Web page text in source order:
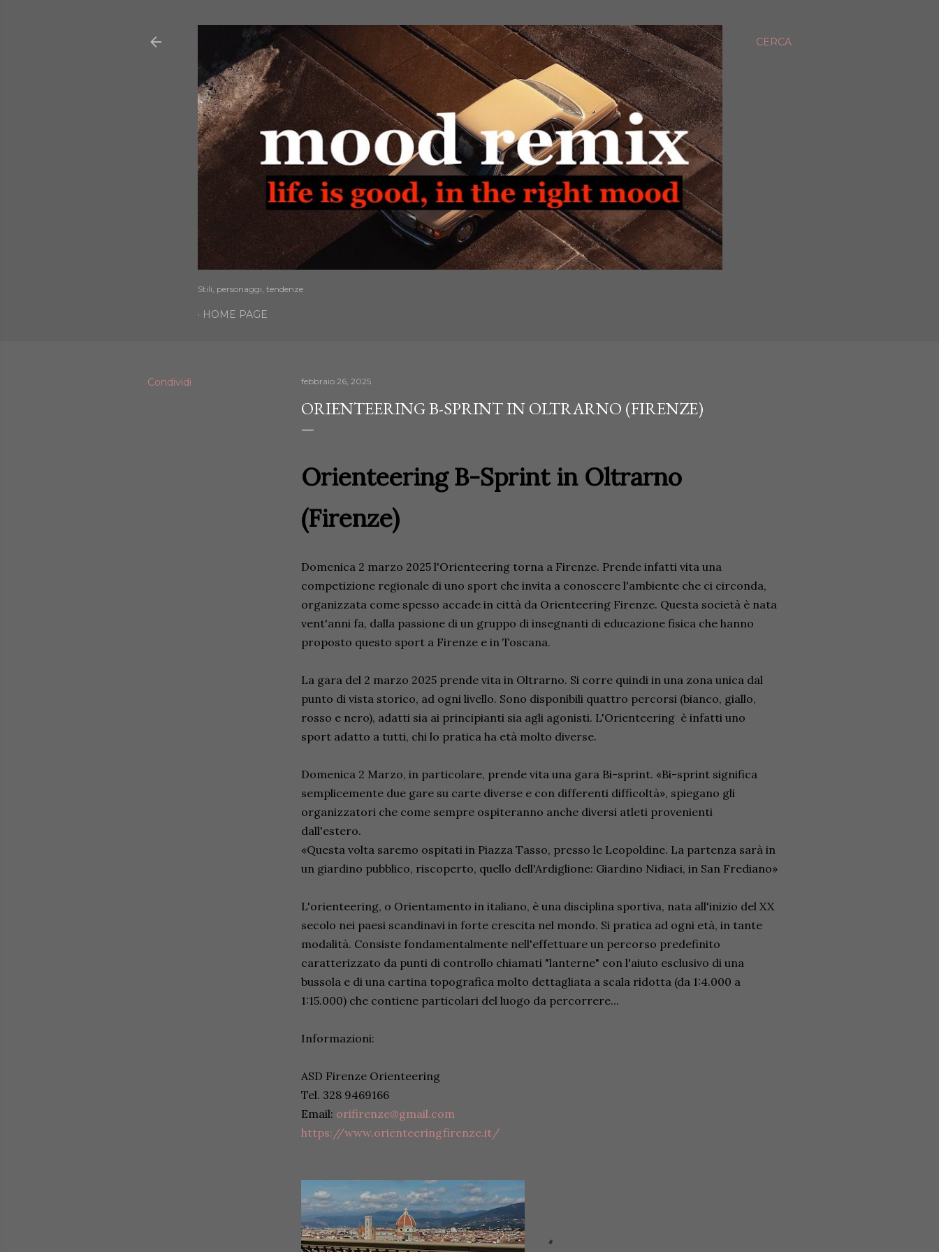
CERCA
Stili, personaggi, tendenze
HOME PAGE
Condividi febbraio 26, 2025
ORIENTEERING B-SPRINT IN OLTRARNO (FIRENZE)
Orienteering B-Sprint in Oltrarno
(Firenze)
Domenica 2 marzo 2025 l'Orienteering torna a Firenze. Prende infatti vita una
competizione regionale di uno sport che invita a conoscere l'ambiente che ci circonda,
organizzata come spesso accade in città da Orienteering Firenze. Questa società è nata
vent'anni fa, dalla passione di un gruppo di insegnanti di educazione fisica che hanno
proposto questo sport a Firenze e in Toscana.
La gara del 2 marzo 2025 prende vita in Oltrarno. Si corre quindi in una zona unica dal
punto di vista storico, ad ogni livello. Sono disponibili quattro percorsi (bianco, giallo,
rosso e nero), adatti sia ai principianti sia agli agonisti. L'Orienteering è infatti uno
sport adatto a tutti, chi lo pratica ha età molto diverse.
Domenica 2 Marzo, in particolare, prende vita una gara Bi-sprint. «Bi-sprint significa
semplicemente due gare su carte diverse e con differenti difficoltà», spiegano gli
organizzatori che come sempre ospiteranno anche diversi atleti provenienti
dall'estero.
«Questa volta saremo ospitati in Piazza Tasso, presso le Leopoldine. La partenza sarà in
un giardino pubblico, riscoperto, quello dell'Ardiglione: Giardino Nidiaci, in San Frediano»
L'orienteering, o Orientamento in italiano, è una disciplina sportiva, nata all'inizio del XX
secolo nei paesi scandinavi in forte crescita nel mondo. Si pratica ad ogni età, in tante
modalità. Consiste fondamentalmente nell'effettuare un percorso predefinito
caratterizzato da punti di controllo chiamati "lanterne" con l'aiuto esclusivo di una
bussola e di una cartina topografica molto dettagliata a scala ridotta (da 1:4.000 a
1:15.000) che contiene particolari del luogo da percorrere...
Informazioni:
ASD Firenze Orienteering
Tel. 328 9469166
Email: orifirenze@gmail.com
https://www.orienteeringfirenze.it/